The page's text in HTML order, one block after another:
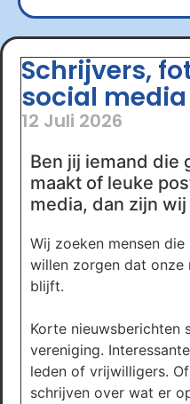
Schrijvers,
social
12 Juli 2026
Ben jij iemand die
maakt of leuke
media, dan zijn
Wij zoeken mensen
willen zorgen dat
blijft.
Korte nieuwsberichten
vereniging.
leden of vrijwilligers.
schrijven over wat er